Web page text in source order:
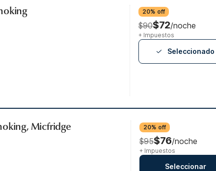
20% off
$90$72/noche
+ Impuestos
Seleccionado
Micfridge 20% off
$95$76/noche
+ Impuestos
Seleccionar